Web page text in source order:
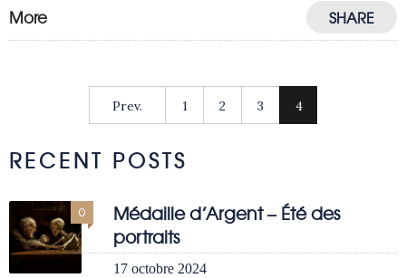
More SHARE
Prev. 1 2 3 4
RECENT POSTS
0
Médaille d’Argent – Été des
portraits
17 octobre 2024